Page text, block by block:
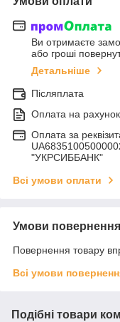
Ви отримаєте
або гроші
Детальніше
Післяплата
Оплата на рахунок
Оплата за
"УКРСИББАНК"
Всі умови оплати
Умови повернення
Повернення товару
Всі умови
Подібні товари